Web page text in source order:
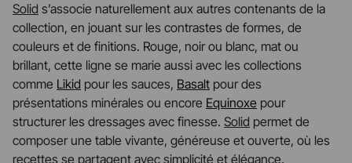
Solid s’associe naturellement aux autres contenants de la
collection, en jouant sur les contrastes de formes, de
couleurs et de finitions. Rouge, noir ou blanc, mat ou
brillant, cette ligne se marie aussi avec les collections
comme Likid pour les sauces, Basalt pour des
présentations minérales ou encore Equinoxe pour
structurer les dressages avec finesse. Solid permet de
composer une table vivante, généreuse et ouverte, où les
recettes se partagent avec simplicité et élégance.